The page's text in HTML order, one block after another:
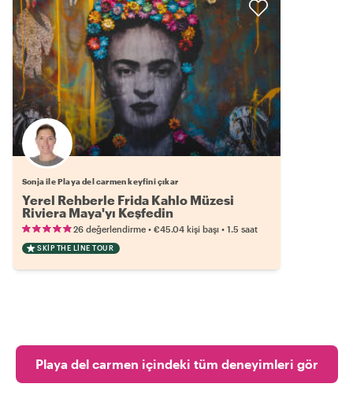
Sonja ile Playa del carmen keyfini çıkar
Yerel Rehberle Frida Kahlo Müzesi
Riviera Maya'yı Keşfedin
26 değerlendirme • €45.04 kişi başı • 1.5 saat
SKIP THE LINE TOUR
Playa del carmen içindeki tüm deneyimleri gör